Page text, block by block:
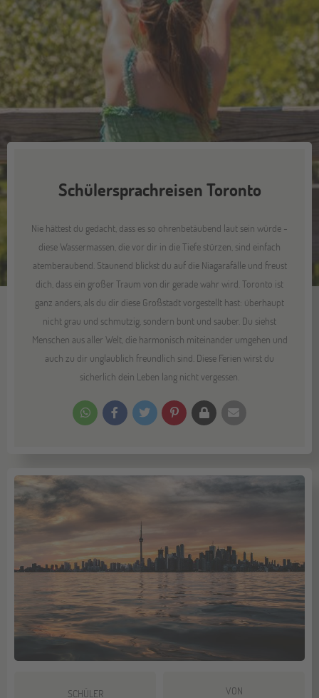
Schülersprachreisen Toronto
Nie hättest du gedacht, dass es so ohrenbetäubend laut sein würde -
diese Wassermassen, die vor dir in die Tiefe stürzen, sind einfach
atemberaubend. Staunend blickst du auf die Niagarafälle und freust
dich, dass ein großer Traum von dir gerade wahr wird. Toronto ist
ganz anders, als du dir diese Großstadt vorgestellt hast: überhaupt
nicht grau und schmutzig, sondern bunt und sauber. Du siehst
Menschen aus aller Welt, die harmonisch miteinander umgehen und
auch zu dir unglaublich freundlich sind. Diese Ferien wirst du
sicherlich dein Leben lang nicht vergessen.
SCHÜLER VON